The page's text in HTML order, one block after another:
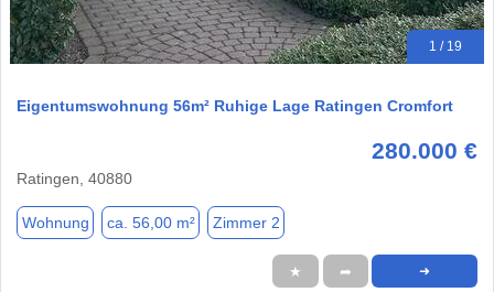
1 / 19
Eigentumswohnung 56m² Ruhige Lage Ratingen Cromfort
280.000 €
Ratingen, 40880
Wohnung ca. 56,00 m² Zimmer 2
★ ➦ ➜